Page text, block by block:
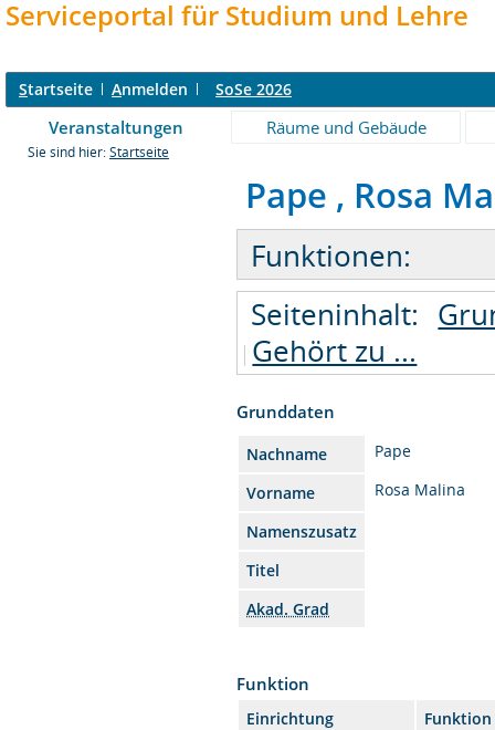
Serviceportal für Studium und Lehre
Startseite Anmelden SoSe 2026
Veranstaltungen Räume und Gebäude
Sie sind hier: Startseite
Pape , Rosa
Funktionen:
Seiteninhalt:
Gehört zu ...
Grunddaten
Nachname
Pape
Vorname
Rosa Malina
Namenszusatz
Titel
Akad. Grad
Funktion
Einrichtung
Funktion